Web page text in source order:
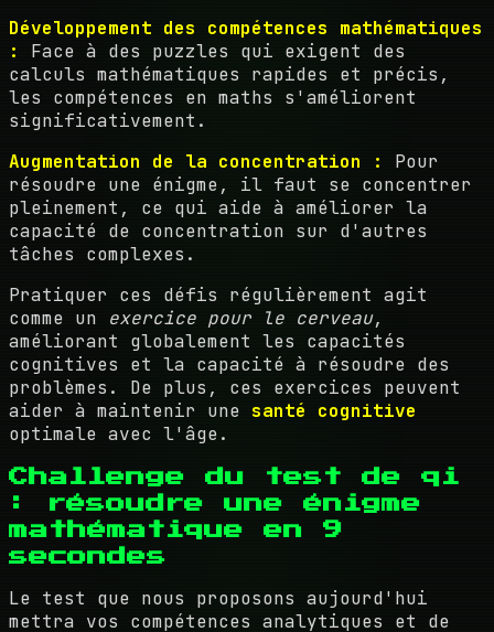
Développement des compétences mathématiques
:
Face à des puzzles qui exigent des
calculs mathématiques rapides et précis,
les compétences en maths s'améliorent
significativement.
Augmentation de la concentration :
Pour
résoudre une énigme, il faut se concentrer
pleinement, ce qui aide à améliorer la
capacité de concentration sur d'autres
tâches complexes.
Pratiquer ces défis régulièrement agit
comme un exercice pour le cerveau,
améliorant globalement les capacités
cognitives et la capacité à résoudre des
problèmes. De plus, ces exercices peuvent
aider à maintenir une santé cognitive
optimale avec l'âge.
Challenge du test de qi
: résoudre une énigme
mathématique en 9
secondes
Le test que nous proposons aujourd'hui
mettra vos compétences analytiques et de